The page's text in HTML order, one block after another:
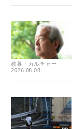
教養・カルチャー
2026.08.08